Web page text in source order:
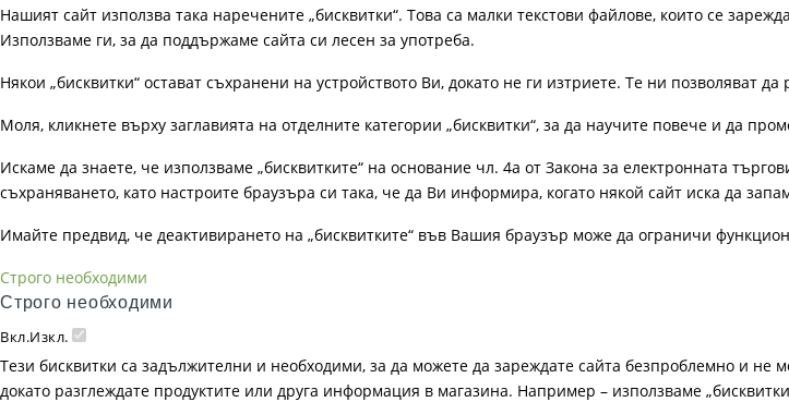
Нашият сайт използва така наречените „бисквитки“. Това са малки текстови файлове, които се
Използваме ги, за да поддържаме сайта си лесен за употреба.
Някои „бисквитки“ остават съхранени на устройството Ви, докато не ги изтриете. Те ни
Моля, кликнете върху заглавията на отделните категории „бисквитки“, за да научите повече и да
Искаме да знаете, че използваме „бисквитките“ на основание чл. 4а от Закона за електронната
съхраняването, като настроите браузъра си така, че да Ви информира, когато някой сайт иска да
Имайте предвид, че деактивирането на „бисквитките“ във Вашия браузър може да ограничи
Строго необходими
Строго необходими
Вкл.Изкл.
Тези бисквитки са задължителни и необходими, за да можете да зареждате сайта безпроблемно и
докато разглеждате продуктите или друга информация в магазина. Например – използваме